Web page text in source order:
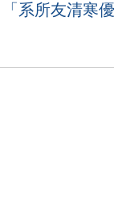
系所友清寒優